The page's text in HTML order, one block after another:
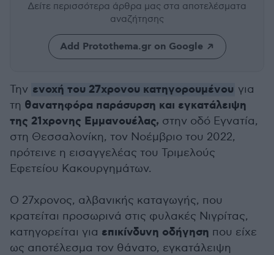
Δείτε περισσότερα άρθρα μας στα αποτελέσματα
αναζήτησης
Add Protothema.gr on Google
Την ενοχή του 27χρονου κατηγορουμένου για
τη θανατηφόρα παράσυρση και εγκατάλειψη
της 21χρονης Εμμανουέλας, στην οδό Εγνατία,
στη Θεσσαλονίκη, τον Νοέμβριο του 2022,
πρότεινε η εισαγγελέας του Τριμελούς
Εφετείου Κακουργημάτων.
Ο 27χρονος, αλβανικής καταγωγής, που
κρατείται προσωρινά στις φυλακές Νιγρίτας,
κατηγορείται για επικίνδυνη οδήγηση που είχε
ως αποτέλεσμα τον θάνατο, εγκατάλειψη